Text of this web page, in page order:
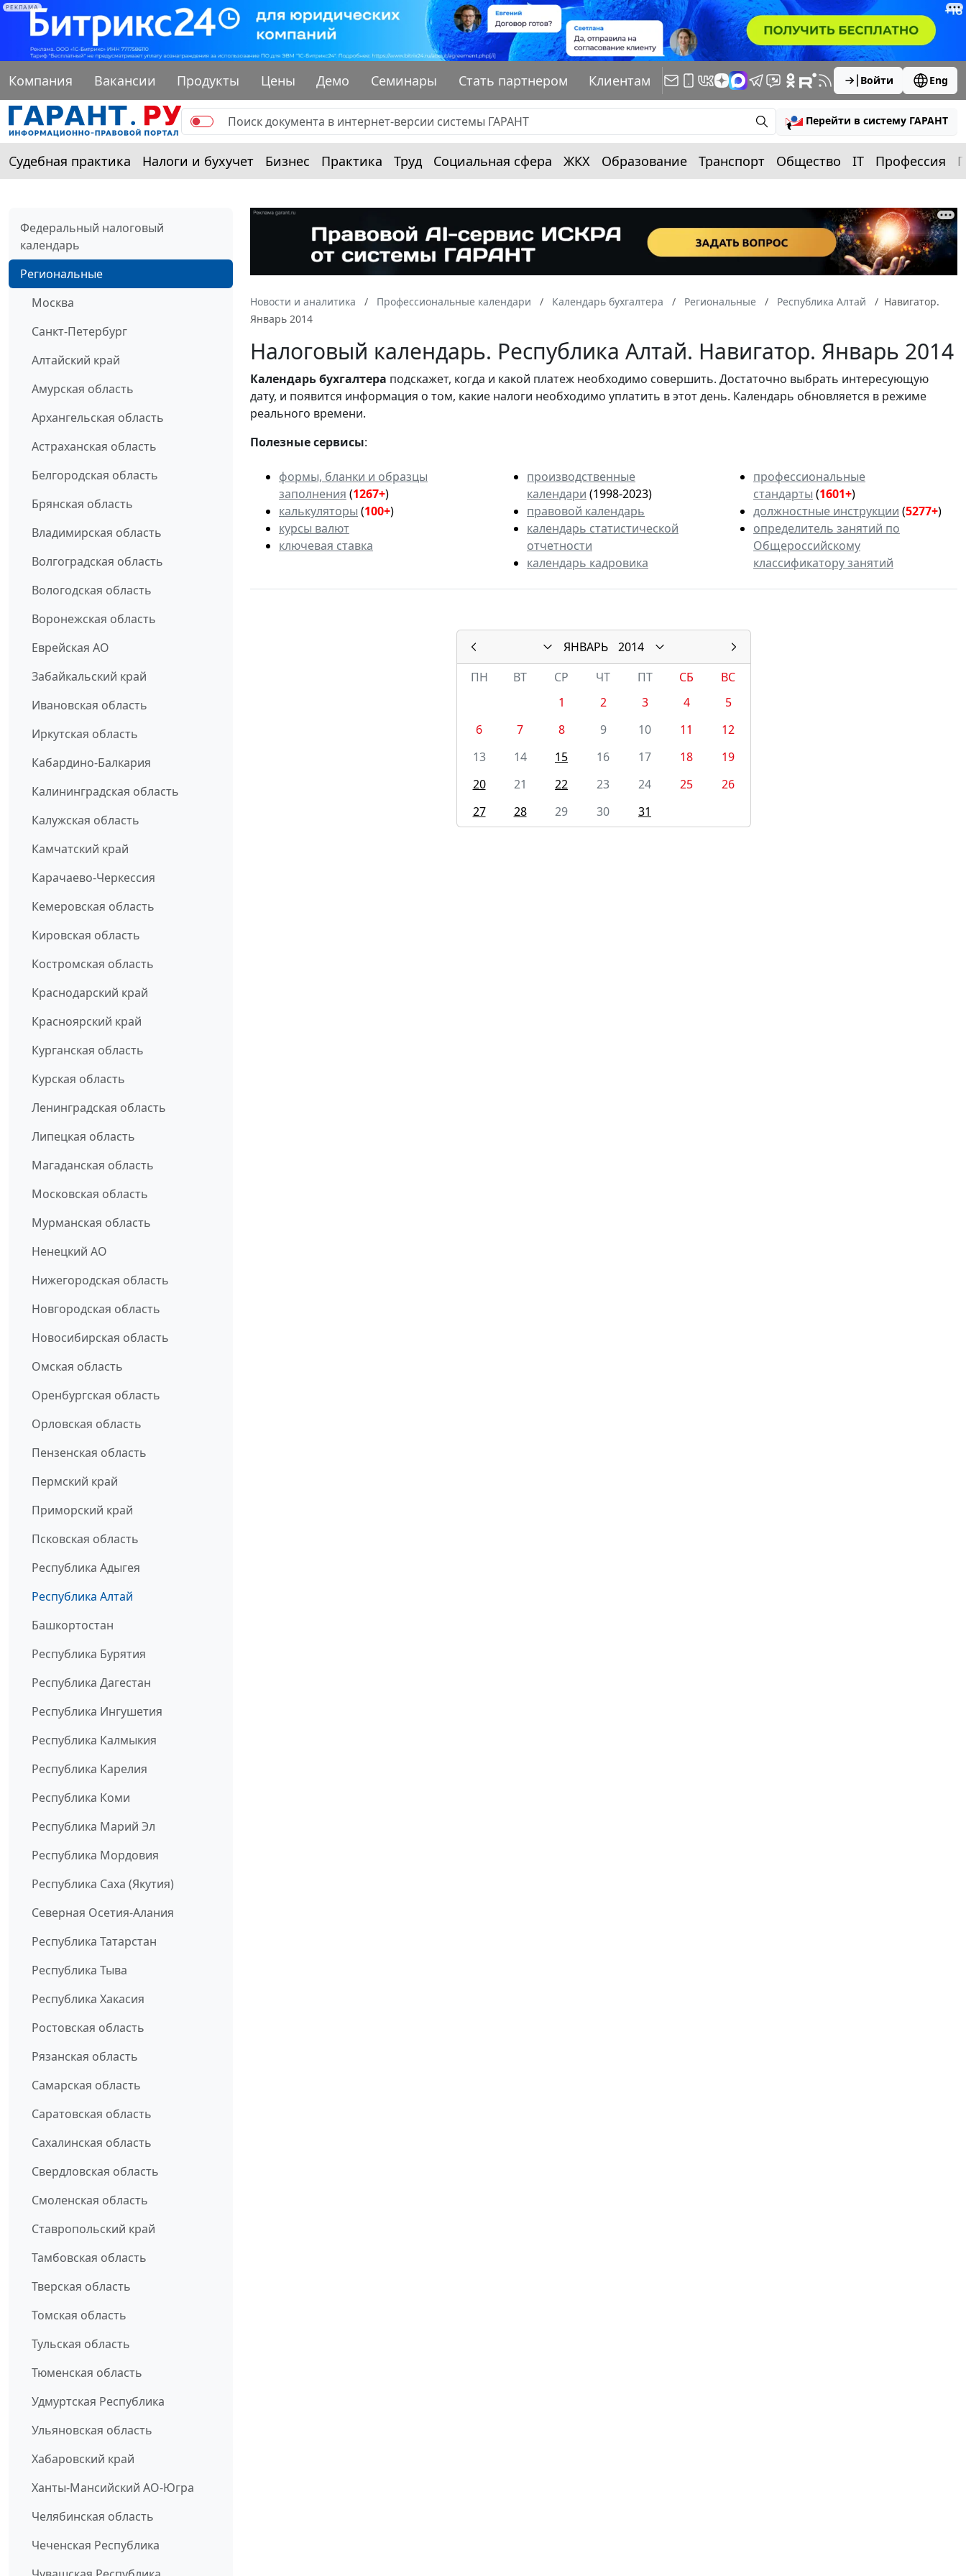
РЕКЛАМА
Компания Вакансии Продукты Цены Демо Семинары Стать партнером Клиентам Войти Eng
Перейти в систему ГАРАНТ
Судебная практика Налоги и бухучет Бизнес Практика Труд Социальная сфера ЖКХ Образование Транспорт Общество IT Профессия
Федеральный налоговый
календарь
Региональные
Москва
Санкт-Петербург
Алтайский край
Амурская область
Архангельская область
Астраханская область
Белгородская область
Брянская область
Владимирская область
Волгоградская область
Вологодская область
Воронежская область
Еврейская АО
Забайкальский край
Ивановская область
Иркутская область
Кабардино-Балкария
Калининградская область
Калужская область
Камчатский край
Карачаево-Черкессия
Кемеровская область
Кировская область
Костромская область
Краснодарский край
Красноярский край
Курганская область
Курская область
Ленинградская область
Липецкая область
Магаданская область
Московская область
Мурманская область
Ненецкий АО
Нижегородская область
Новгородская область
Новосибирская область
Омская область
Оренбургская область
Орловская область
Пензенская область
Пермский край
Приморский край
Псковская область
Республика Адыгея
Республика Алтай
Башкортостан
Республика Бурятия
Республика Дагестан
Республика Ингушетия
Республика Калмыкия
Республика Карелия
Республика Коми
Республика Марий Эл
Республика Мордовия
Республика Саха (Якутия)
Северная Осетия-Алания
Республика Татарстан
Республика Тыва
Республика Хакасия
Ростовская область
Рязанская область
Самарская область
Саратовская область
Сахалинская область
Свердловская область
Смоленская область
Ставропольский край
Тамбовская область
Тверская область
Томская область
Тульская область
Тюменская область
Удмуртская Республика
Ульяновская область
Хабаровский край
Ханты-Мансийский АО-Югра
Челябинская область
Чеченская Республика
Новости и аналитика Профессиональные календари Календарь бухгалтера Региональные Республика Алтай
Навигатор.
Январь 2014
Налоговый календарь. Республика Алтай. Навигатор. Январь 2014
Календарьбухгалтера подскажет, когда и какой платеж необходимо совершить. Достаточно выбрать интересующую
дату, и появится информация о том, какие налоги необходимо уплатить в этот день. Календарь обновляется в режиме
реального времени.
Полезные сервисы:
формы, бланки и образцы
заполнения (1267+)
калькуляторы (100+)
курсы валют
ключевая ставка
производственные
календари (1998-2023)
правовой календарь
календарь статистической
отчетности
календарь кадровика
профессиональные
стандарты (1601+)
должностные инструкции (5277+)
определитель занятий по
Общероссийскому
классификатору занятий
ЯНВАРЬ
2014
ПН
ВТ СР ЧТ ПТ СБ
ВС
1
2 3 4
5
6
7 8 9 10 11
12
13
14 15 16 17 18
19
20
21 22 23 24 25
26
27
28 29 30 31